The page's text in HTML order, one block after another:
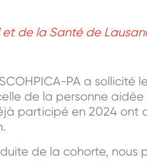
de la Santé de
PA a sollicité
de la personne
participé en 2024 ont
de la cohorte, nous